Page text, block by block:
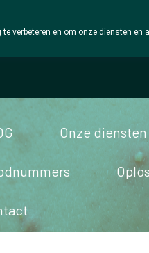
Onze diensten
verbeteren en om onze diensten